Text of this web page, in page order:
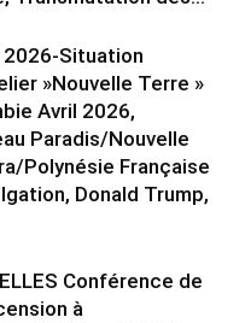
2026-Situation
»Nouvelle Terre »
Avril 2026,
Paradis/Nouvelle
Polynésie Française
Donald Trump,
Conférence de
à